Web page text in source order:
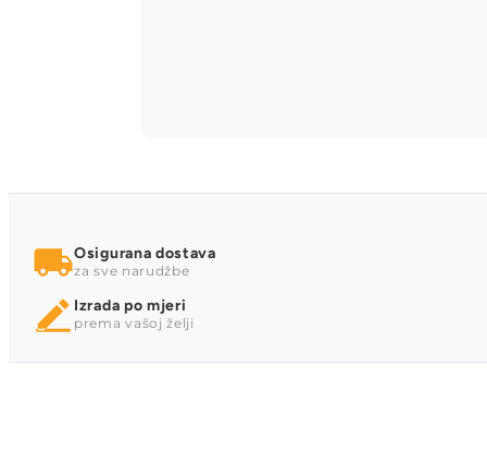
Osigurana dostava
za sve narudžbe
Izrada po mjeri
prema vašoj želji